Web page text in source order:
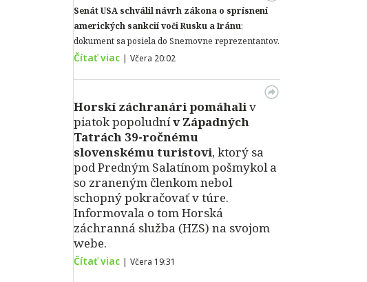
Senát USA schválil návrh zákona o sprísnení
amerických sankcií voči Rusku a Iránu;
dokument sa posiela do Snemovne reprezentantov.
Čítať viac | Včera 20:02
Horskí záchranári pomáhaliv
piatok popoludnív Západných
Tatrách 39-ročnému
slovenskému turistovi, ktorý sa
pod Predným Salatínom pošmykol a
so zraneným členkom nebol
schopný pokračovať v túre.
Informovala o tom Horská
záchranná služba (HZS) na svojom
webe.
Čítať viac | Včera 19:31